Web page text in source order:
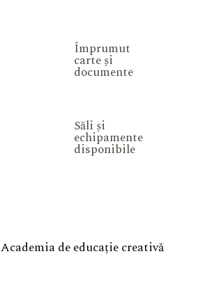
Împrumut
carte și
documente
Săli și
echipamente
disponibile
Academia de educație creativă